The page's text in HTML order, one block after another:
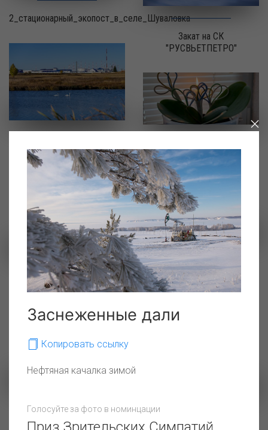
2_стационарный_экопост_в_селе_Шуваловка
Закат на СК
"РУСВЬЕТПЕТРО"
Мирное соседство Зелёный свет
Пернатые электрики
Рассматривать речную гладь
р. Свири
С заботой об экологии
мороз и солнце
Заснеженные дали
Копировать ссылку
Нефтяная качалка зимой
Голосуйте за фото в номинцации